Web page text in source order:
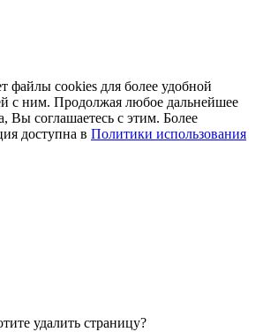
файлы cookies для более удобной
с ним. Продолжая любое дальнейшее
Вы соглашаетесь с этим. Более
доступна в Политики использования
удалить страницу?